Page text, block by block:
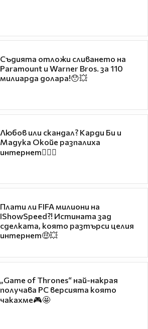
Съдията отложи сливането на
Paramount и Warner Bros. за 110
милиарда долара!😯💥
Любов или скандал? Карди Би и
Мадука Окойе разпалиха
интернет❤️‍🔥🔥
Плати ли FIFA милиони на
IShowSpeed?! Истината зад
сделката, която разтърси целия
интернет🤑💥
„Game of Thrones“ най-накрая
получава PC версията която
чакахме🎮🤩